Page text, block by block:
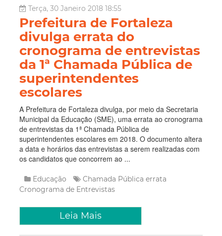
Terça, 30 Janeiro 2018 18:55
Prefeitura de Fortaleza
divulga errata do
cronograma de entrevistas
da 1ª Chamada Pública de
superintendentes
escolares
A Prefeitura de Fortaleza divulga, por meio da Secretaria
Municipal da Educação (SME), uma errata ao cronograma
de entrevistas da 1ª Chamada Pública de
superintendentes escolares em 2018. O documento altera
a data e horários das entrevistas a serem realizadas com
os candidatos que concorrem ao ...
Educação Chamada Pública errata
Cronograma de Entrevistas
Leia Mais